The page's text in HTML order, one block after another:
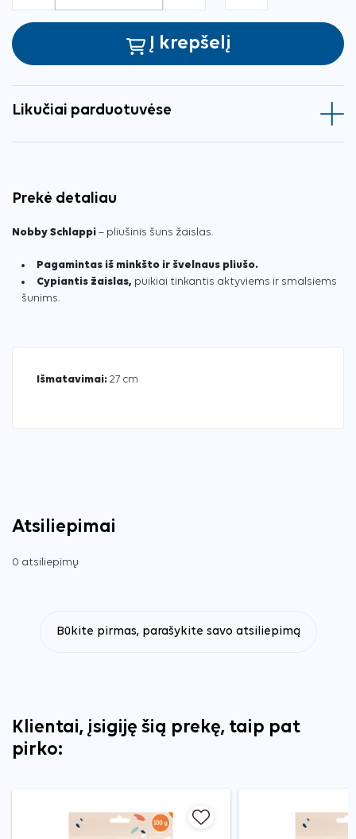
Į krepšelį
Likučiai parduotuvėse
Prekė detaliau
Nobby Schlappi – pliušinis šuns žaislas.
Pagamintas iš minkšto ir švelnaus pliušo.
Cypiantis žaislas, puikiai tinkantis aktyviems ir smalsiems
šunims.
Išmatavimai: 27 cm
Atsiliepimai
0 atsiliepimų
Būkite pirmas, parašykite savo atsiliepimą
Klientai, įsigiję šią prekę, taip pat
pirko: